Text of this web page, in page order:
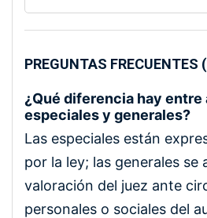
PREGUNTAS FRECUENTES
¿Qué diferencia hay
especiales y generales?
Las especiales están
por la ley; las generales se
valoración del juez ante
personales o sociales del